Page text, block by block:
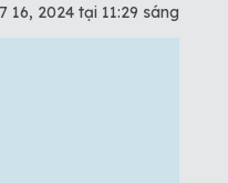
2024 tại 11:29 sáng